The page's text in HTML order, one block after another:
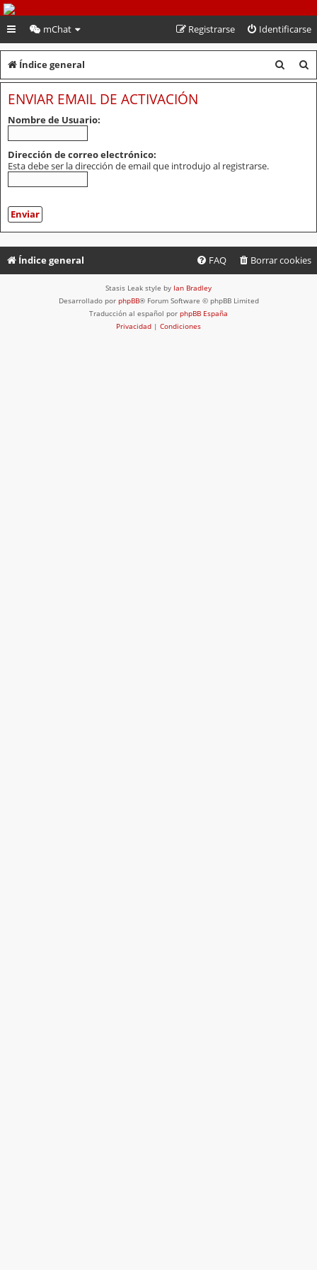
PeruVoley.com
mChat Identificarse
Registrarse
Índice general
u
u
ENVIAR EMAIL DE ACTIVACIÓN
Nombre de Usuario:
Dirección de correo electrónico:
Esta debe ser la dirección de email que introdujo al registrarse.
Índice general Borrar cookies
FAQ
Stasis Leak style by Ian Bradley
Desarrollado por phpBB® Forum Software © phpBB Limited
Traducción al español por phpBB España
Privacidad | Condiciones